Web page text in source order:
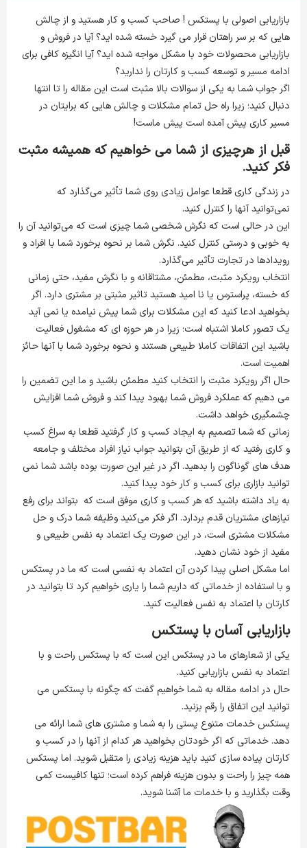
بازاریابی اصولی با پستکس ! صاحب کسب و کار هستید و از چالش
هایی که بر سر راهتان قرار می گیرد خسته شده اید؟ آیا در فروش و
بازاریابی محصولات خود با مشکل مواجه شده اید؟ آیا انگیزه کافی برای
ادامه مسیر و توسعه کسب و کارتان را ندارید؟
اگر جواب شما به یکی از سوالات بالا مثبت است این مقاله را تا انتها
دنبال کنید؛ زیرا راه حل تمام مشکلات و چالش هایی که برایتان در
مسیر کاری پیش آمده است پیش ماست!
قبل از هرچیزی از شما می خواهیم که همیشه مثبت
فکر کنید.
در زندگی کاری قطعا عوامل زیادی روی شما تأثیر می‌گذارد که
نمی‌توانید آنها را کنترل کنید.
این در حالی است که نگرش شخصی شما چیزی است که می‌توانید آن را
به خوبی و درستی کنترل کنید. نگرش شما بر نحوه برخورد شما با افراد و
رویدادها در تجارت تأثیر می‌گذارد.
انتخاب رویکرد مثبت، مطمئن، مشتاقانه و با نگرش مفید، حتی زمانی
که خسته، پراسترس یا نا امید هستید تاثیر مثبتی بر مشتری دارد. اگر
بخواهید ادعا کنید که این مشکلات برای شما پیش نیامده یا نمی آید
یک تصور کاملا اشتباه است؛ زیرا در هر حوزه ای که مشغول فعالیت
باشید این اتفاقات کاملا طبیعی هستند و نحوه برخورد شما با آنها حائز
اهمیت است.
حال اگر رویکرد مثبت را انتخاب کنید مطمئن باشید و ما این تضمین را
می دهیم که عملکرد فروش شما بهبود پیدا کند و فروش شما افزایش
چشمگیری خواهد داشت.
زمانی که شما تصمیم به ایجاد کسب و کار گرفتید قطعا به سراغ کسب
و کاری رفتید که از طریق آن بتوانید جواب نیاز افراد مختلف و جامعه
هدف های گوناگون را بدهید. اگر در غیر این صورت بوده باشد شما نمی
توانید بازاری برای کسب و کار خود پیدا کنید.
به یاد داشته باشید که هر کسب و کاری موفق است که بتواند برای رفع
نیازهای مشتریان قدم بردارد. اگر فکر می‌کنید وظیفه شما درک و حل
مشکلات مشتری است، در این صورت یک اعتماد به نفس طبیعی و
مفید از خود نشان دهید.
اما مشکل اصلی پیدا کردن آن اعتماد به نفسی است که ما در پستکس
و با استفاده از خدماتی که داریم شما را یاری خواهیم کرد تا بتوانید در
کارتان با اعتماد به نفس فعالیت کنید.
بازاریابی آسان با پستکس
یکی از شعارهای ما در پستکس این است که با پستکس راحت و با
اعتماد به نفس بازاریابی کنید.
حال در ادامه مقاله به شما خواهیم گفت که چگونه با پستکس می
توانید این اتفاق را رقم بزنید.
پستکس خدمات متنوع پستی را به شما و مشتری های شما ارائه می
دهد. خدماتی که اگر خودتان بخواهید هر کدام از آنها را در کسب و
کارتان پیاده سازی کنید باید هزینه زیادی را متقبل شوید. اما پستکس
همه چیز را راحت و بدون هزینه فراهم کرده است؛ تنها کافیست کمی
وقت بگذارید و با خدمات ما آشنا شوید.